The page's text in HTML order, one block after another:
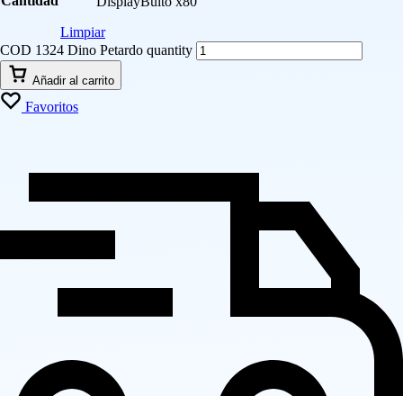
Limpiar
COD 1324 Dino Petardo quantity
Añadir al carrito
Favoritos